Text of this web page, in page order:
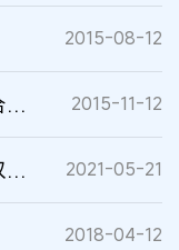
2015-08-12
日本将修改《著作权法》配合TPP生效 2015-11-12
新《著作权法》视域中的版权保护及维权 2021-05-21
2018-04-12